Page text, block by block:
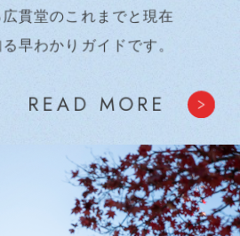
貫堂のこれまでと現在
早わかりガイドです。
READ MORE